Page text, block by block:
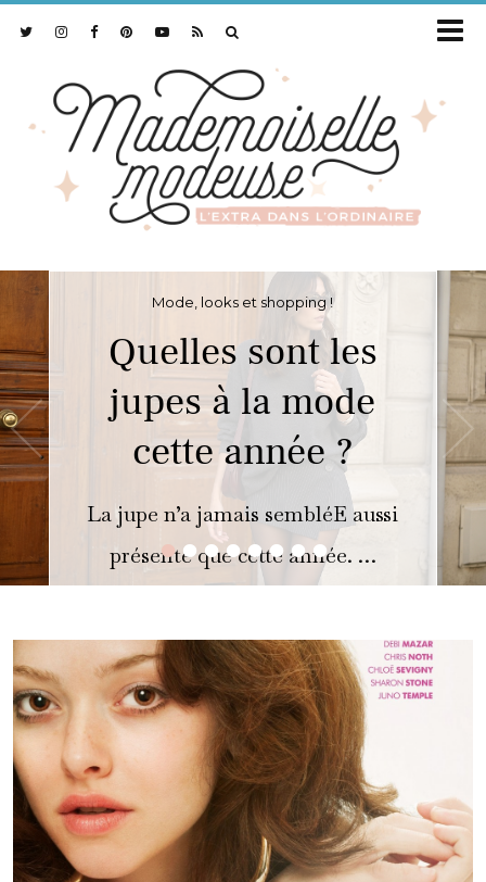
••••••••
Mode, looks et shopping !
Quelles sont les
jupes à la mode
cette année ?
La jupe n’a jamais sembléE aussi
présente que cette année. …